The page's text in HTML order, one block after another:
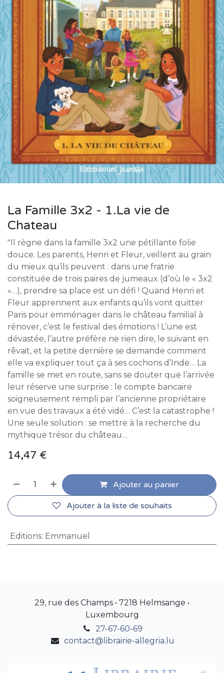
La Famille 3x2 - 1.La vie de
Chateau
"Il règne dans la famille 3x2 une pétillante folie
douce. Les parents, Henri et Fleur, veillent au grain
du mieux qu’ils peuvent : dans une fratrie
constituée de trois paires de jumeaux (d’où le « 3x2
»…), prendre sa place est un défi ! Quand Henri et
Fleur apprennent aux enfants qu’ils vont quitter
Paris pour emménager dans le château familial à
rénover, c’est le festival des émotions ! L’une est
dévastée, l’autre préfère ne rien dire, le suivant en
rêvait, et la petite dernière se demande comment
elle va expliquer tout ça à ses cochons d’Inde… La
famille se met en route, sans se douter que l’arrivée
leur réserve une surprise : le compte bancaire
soigneusement rempli par l’ancienne propriétaire
en vue des travaux a été vidé… C’est la catastrophe !
Une seule solution : se mettre à la recherche du
mythique trésor du château…
14,47 €
Ajouter au panier
Ajouter à la liste de souhaits
Editions: Emmanuel
29, rue des Champs • 7218 Helmsange •
Luxembourg
27-67-60-69
contact@librairie-allegria.lu